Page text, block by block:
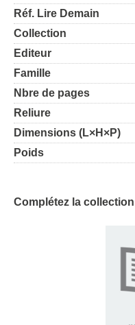
Réf. Lire Demain
Collection
Editeur
Famille
Nbre de pages
Reliure
Dimensions (L×H×P)
Poids
Complétez la collection